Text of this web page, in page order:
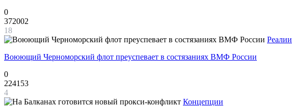
0
372002
18
Реалии
Воюющий Черноморский флот преуспевает в состязаниях ВМФ России
0
224153
4
Концепции